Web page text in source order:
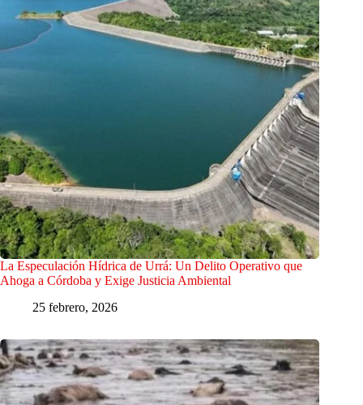
La Especulación Hídrica de Urrá: Un Delito Operativo que
Ahoga a Córdoba y Exige Justicia Ambiental
25 febrero, 2026